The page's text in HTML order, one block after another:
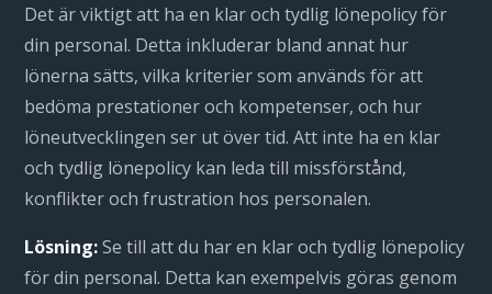
Det är viktigt att ha en klar och tydlig lönepolicy för
din personal. Detta inkluderar bland annat hur
lönerna sätts, vilka kriterier som används för att
bedöma prestationer och kompetenser, och hur
löneutvecklingen ser ut över tid. Att inte ha en klar
och tydlig lönepolicy kan leda till missförstånd,
konflikter och frustration hos personalen.
Lösning:Se till att du har en klar och tydlig lönepolicy
för din personal. Detta kan exempelvis göras genom